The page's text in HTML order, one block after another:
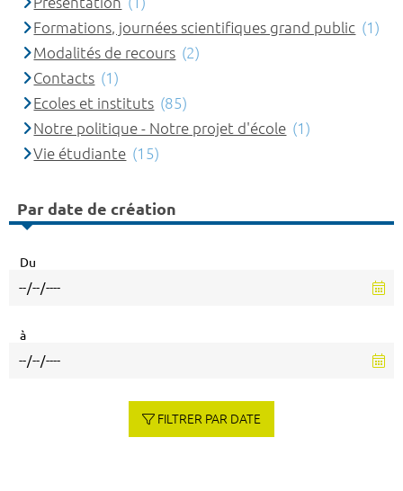
Formations, journées scientifiques grand public (1)
Modalités de recours (2)
Contacts (1)
Ecoles et instituts (85)
Notre politique - Notre projet d'école (1)
Vie étudiante (15)
Par date de création
Du
à
FILTRER PAR DATE